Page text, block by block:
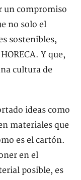
un compromiso
no solo el
sostenibles,
Y que,
cultura de
ideas como
materiales que
es el cartón.
en el
posible, es